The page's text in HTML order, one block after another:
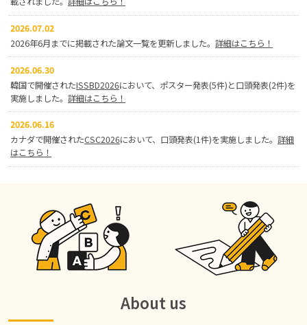
2026.07.02
2026年6月までに掲載された論文一覧を更新しました。詳細はこちら！
2026.06.30
韓国で開催されたISSBD2026において、ポスター発表(5件)と口頭発表(2件)を
実施しました。詳細はこちら！
2026.06.16
カナダで開催されたCSC2026において、口頭発表(1件)を実施しました。詳細
はこちら！
About us